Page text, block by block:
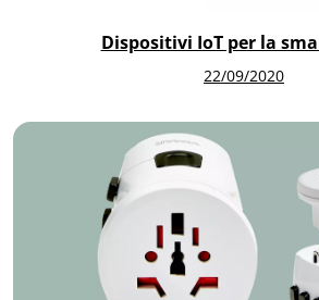
Dispositivi IoT per la
22/09/2020